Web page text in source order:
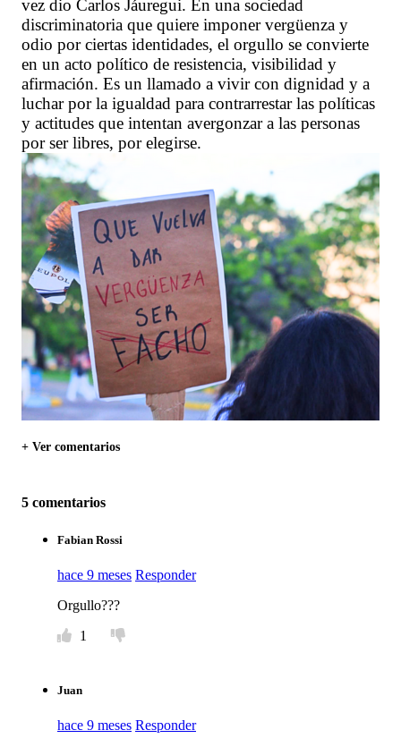
vez dio Carlos Jáuregui. En una sociedad
discriminatoria que quiere imponer vergüenza y
odio por ciertas identidades, el orgullo se convierte
en un acto político de resistencia, visibilidad y
afirmación. Es un llamado a vivir con dignidad y a
luchar por la igualdad para contrarrestar las políticas
y actitudes que intentan avergonzar a las personas
por ser libres, por elegirse.
+ Ver comentarios
5 comentarios
Fabian Rossi
hace 9 meses Responder
Orgullo???
1
Juan
hace 9 meses Responder